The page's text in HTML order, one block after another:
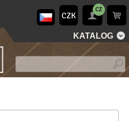
CZK
CZ
KATALOG